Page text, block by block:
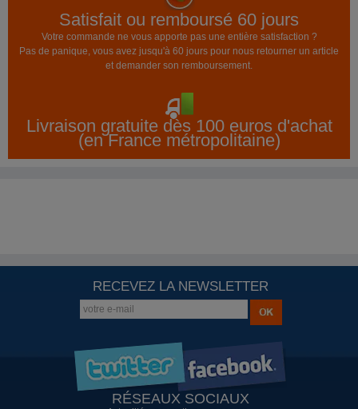
Satisfait ou remboursé 60 jours
Votre commande ne vous apporte pas une entière satisfaction ?
Pas de panique, vous avez jusqu'à 60 jours pour nous retourner un article
et demander son remboursement.
Livraison gratuite dès 100 euros d'achat
(en France métropolitaine)
RECEVEZ LA NEWSLETTER
RÉSEAUX SOCIAUX